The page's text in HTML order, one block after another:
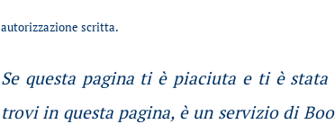
autorizzazione scritta.
Se questa pagina ti è piaciuta e ti è
trovi in questa pagina, è un servizio di